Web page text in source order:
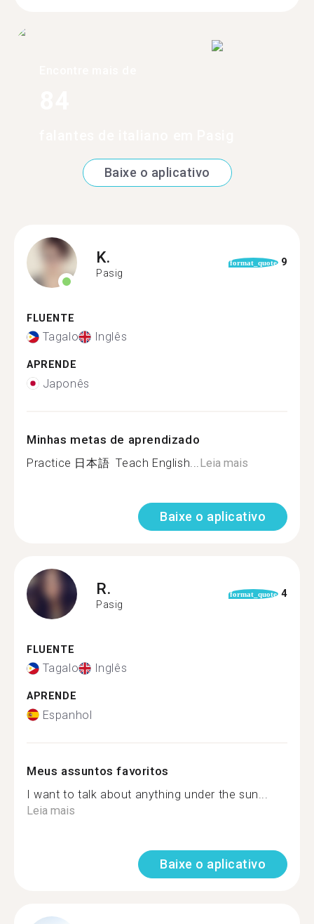
Baixe o aplicativo
K.
Pasig
format_quote 9
FLUENTE
Tagalo Inglês
APRENDE
Japonês
Minhas metas de aprendizado
Practice 日本語 ️ Teach English... Leia mais
Baixe o aplicativo
R.
Pasig
format_quote 4
FLUENTE
Tagalo Inglês
APRENDE
Espanhol
Meus assuntos favoritos
I want to talk about anything under the sun...
Leia mais
Baixe o aplicativo